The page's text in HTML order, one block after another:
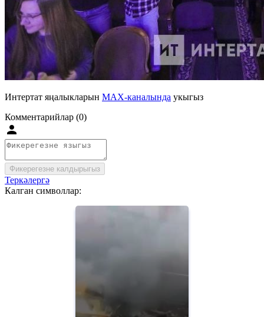
Интертат яңалыкларын MAX-каналында укыгыз
Комментарийлар (0)
Фикерегезне калдырыгыз
Теркәлергә
Калган символлар: